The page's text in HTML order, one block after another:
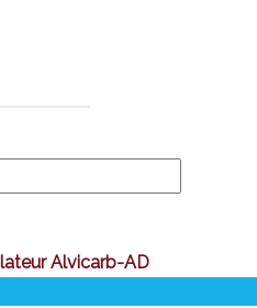
Alvicarb-AD